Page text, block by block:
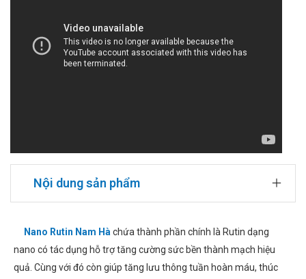
Nội dung sản phẩm
Nano Rutin Nam Hàchứa thành phần chính là Rutin dạng
nano có tác dụng hỗ trợ tăng cường sức bền thành mạch hiệu
quả. Cùng với đó còn giúp tăng lưu thông tuần hoàn máu, thúc